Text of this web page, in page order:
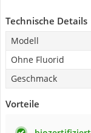
Technische Details
Modell
Ohne Fluorid
Geschmack
Vorteile